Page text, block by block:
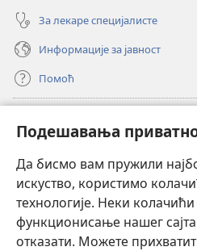
Подешавања
Да бисмо вам пружили
искуство, користимо
технологије. Неки
функционисање нашег
отказати. Можете
За лекаре специјалисте
Информације за јавност
Помоћ
(отвара
нови
прозор)ОНЛАЈН БИБЛИОТЕКА
(отвара
нови
прозор)JW Hub®
(отвара
нови
прозор)JW Library